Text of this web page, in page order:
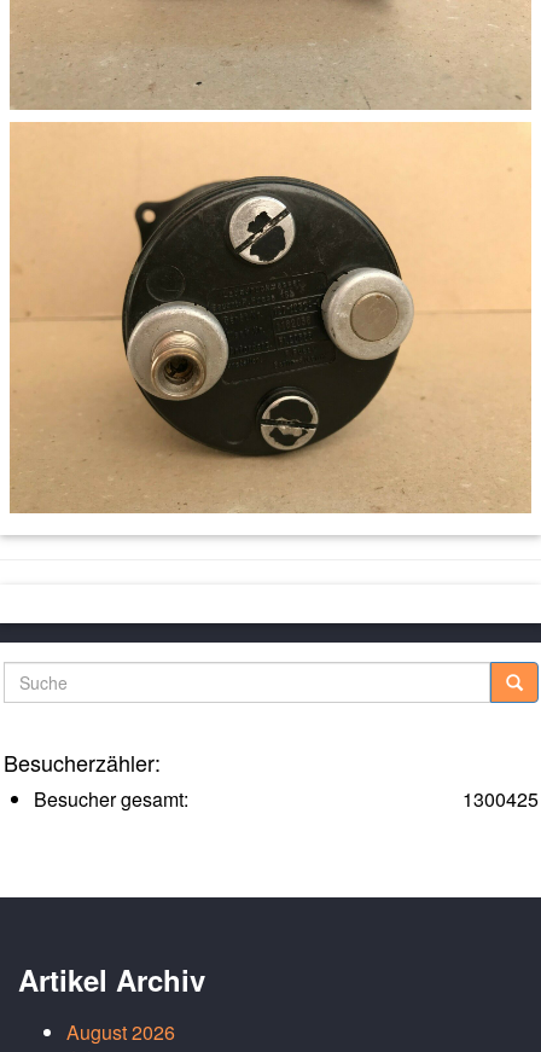
Suche
Besucherzähler:
1300425
Besucher gesamt:
Artikel Archiv
August 2026